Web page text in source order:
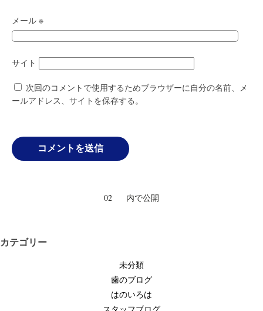
メール ※
サイト
次回のコメントで使用するためブラウザーに自分の名前、メ
ールアドレス、サイトを保存する。
ビ
02 内で公開
カテゴリー
未分類
歯のブログ
はのいろは